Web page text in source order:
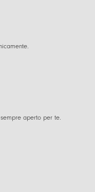
sempre aperto per te.